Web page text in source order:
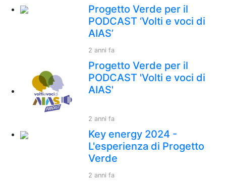
Progetto Verde per il
PODCAST ‘Volti e voci di
AIAS’
2 anni fa
Progetto Verde per il
PODCAST 'Volti e voci di
AIAS'
2 anni fa
Key energy 2024 -
L'esperienza di Progetto
Verde
2 anni fa